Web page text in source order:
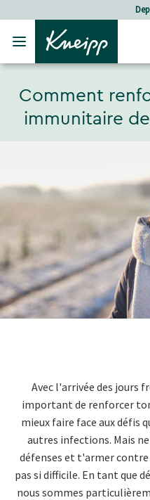
Sauter au contenu du pied de
Comment
immunitaire
Avec l'arrivée des jours
important de renforcer
mieux faire face aux défis
autres infections. Mais
défenses et t'armer
pas si difficile. En tant que
nous sommes